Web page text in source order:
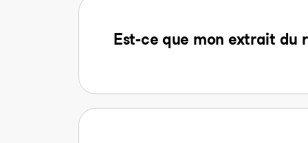
Est-ce que mon extrait du